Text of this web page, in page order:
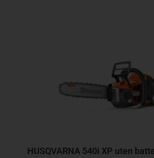
HUSQVARNA 540i XP uten